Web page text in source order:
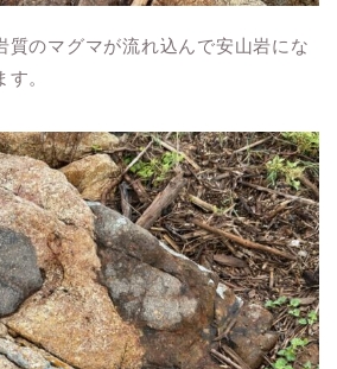
質のマグマが流れ込んで安山岩にな
。